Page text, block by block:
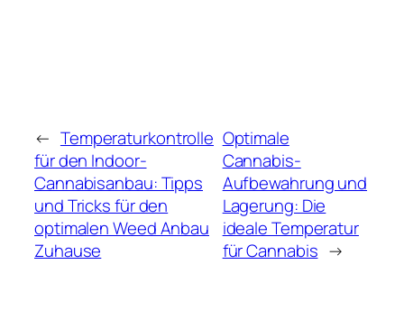
← Temperaturkontrolle
für den Indoor-
Cannabisanbau: Tipps
und Tricks für den
optimalen Weed Anbau
Zuhause
Optimale
Cannabis-
Aufbewahrung und
Lagerung: Die
ideale Temperatur
für Cannabis →